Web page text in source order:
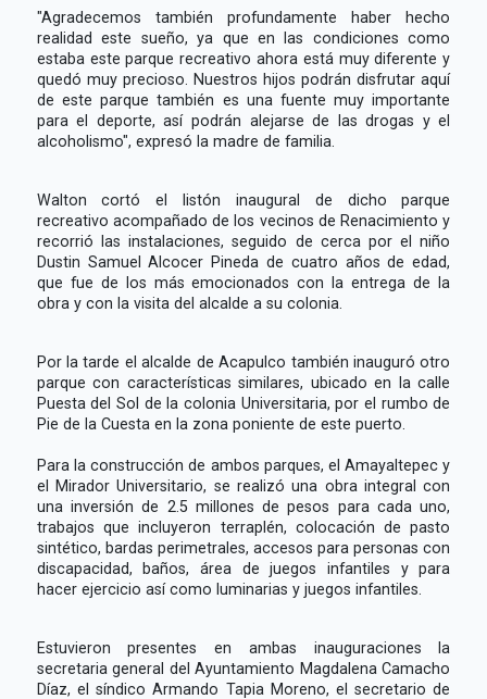
"Agradecemos también profundamente haber hecho
realidad este sueño, ya que en las condiciones como
estaba este parque recreativo ahora está muy diferente y
quedó muy precioso. Nuestros hijos podrán disfrutar aquí
de este parque también es una fuente muy importante
para el deporte, así podrán alejarse de las drogas y el
alcoholismo", expresó la madre de familia.
Walton cortó el listón inaugural de dicho parque
recreativo acompañado de los vecinos de Renacimiento y
recorrió las instalaciones, seguido de cerca por el niño
Dustin Samuel Alcocer Pineda de cuatro años de edad,
que fue de los más emocionados con la entrega de la
obra y con la visita del alcalde a su colonia.
Por la tarde el alcalde de Acapulco también inauguró otro
parque con características similares, ubicado en la calle
Puesta del Sol de la colonia Universitaria, por el rumbo de
Pie de la Cuesta en la zona poniente de este puerto.
Para la construcción de ambos parques, el Amayaltepec y
el Mirador Universitario, se realizó una obra integral con
una inversión de 2.5 millones de pesos para cada uno,
trabajos que incluyeron terraplén, colocación de pasto
sintético, bardas perimetrales, accesos para personas con
discapacidad, baños, área de juegos infantiles y para
hacer ejercicio así como luminarias y juegos infantiles.
Estuvieron presentes en ambas inauguraciones la
secretaria general del Ayuntamiento Magdalena Camacho
Díaz, el síndico Armando Tapia Moreno, el secretario de